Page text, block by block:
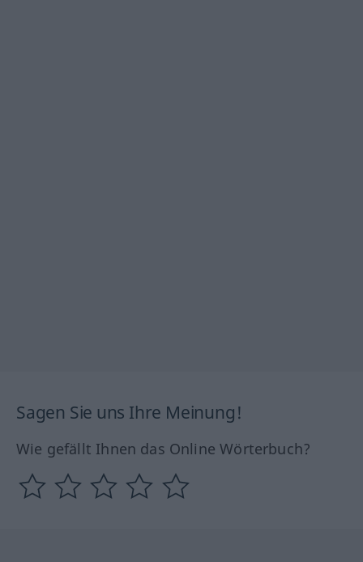
Sagen Sie uns Ihre Meinung!
Wie gefällt Ihnen das Online Wörterbuch?